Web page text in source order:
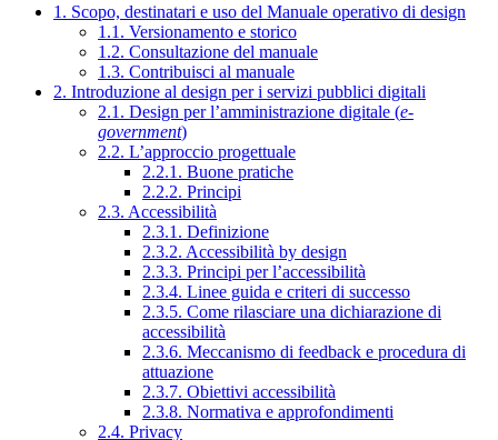
1. Scopo, destinatari e uso del Manuale operativo di design
1.1. Versionamento e storico
1.2. Consultazione del manuale
1.3. Contribuisci al manuale
2. Introduzione al design per i servizi pubblici digitali
2.1. Design per l’amministrazione digitale (e-
government)
2.2. L’approccio progettuale
2.2.1. Buone pratiche
2.2.2. Principi
2.3. Accessibilità
2.3.1. Definizione
2.3.2. Accessibilità by design
2.3.3. Principi per l’accessibilità
2.3.4. Linee guida e criteri di successo
2.3.5. Come rilasciare una dichiarazione di
accessibilità
2.3.6. Meccanismo di feedback e procedura di
attuazione
2.3.7. Obiettivi accessibilità
2.3.8. Normativa e approfondimenti
2.4. Privacy